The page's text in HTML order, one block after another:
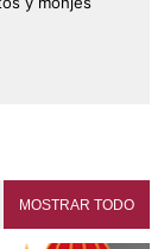
MOSTRAR TODO